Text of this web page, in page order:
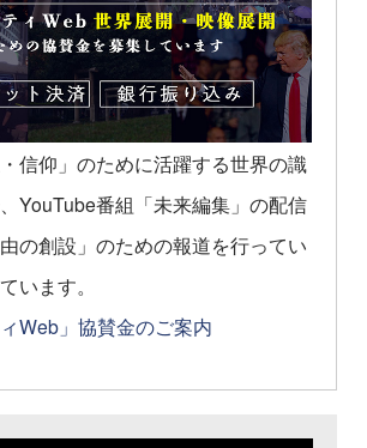
・信仰」のために活躍する世界の識
YouTube番組「未来編集」の配信
の創設」のための報道を行ってい
います。
Web」協賛金のご案内